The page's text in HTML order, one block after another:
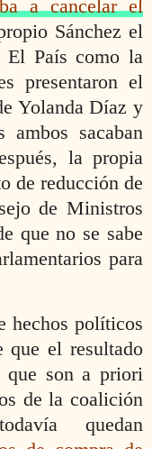
a cancelar el
Sánchez el
El País como la
presentaron el
Yolanda Díaz y
ambos sacaban
la propia
de reducción de
de Ministros
que no se sabe
para
hechos políticos
que el resultado
que son a priori
de la coalición
quedan